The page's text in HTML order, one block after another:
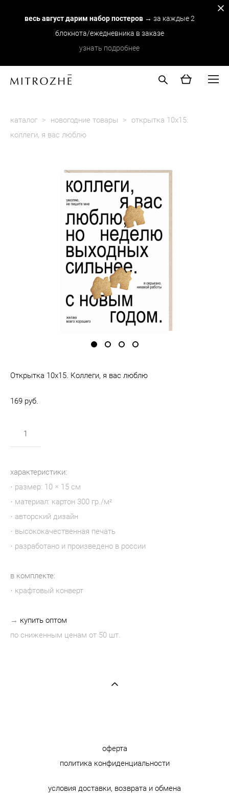
весь август дарим набор постеров→ за каждые 2
блокнота/ежедневника в заказе
узнать подробнее
каталог > новогодние товары > открытка 10х15.
коллеги, я вас люблю
Открытка 10х15. Коллеги, я вас люблю
169 pуб.
характеристики:
· размер: 10 × 15 см
· материал: картон 300 гр./м²
· авторский дизайн
· высококачественная печать
· разработано и произведено в россии
в комплекте:
· крафтовый конверт​
→ купить оптом
по сниженным ценам от 50 шт.
оферта
политика конфиденциальности
условия доставки, возврата и обмена